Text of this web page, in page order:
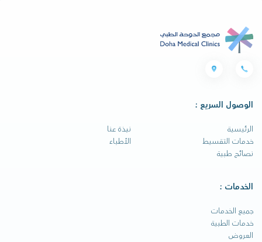
الوصول السريع :
الرئيسية
نبذة عنا
خدمات التقسيط
الأطباء
نصائح طبية
الخدمات :
جميع الخدمات
خدمات الطبية
العروض